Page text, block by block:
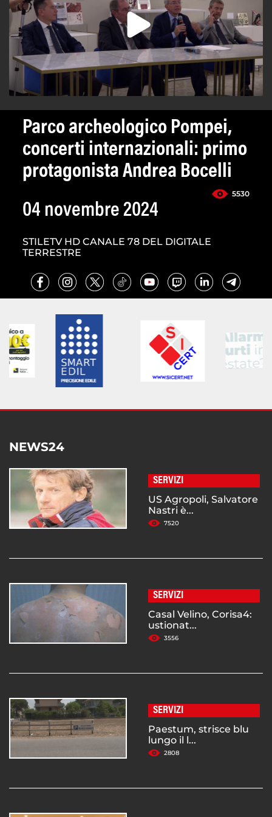
Parco archeologico Pompei,
concerti internazionali: primo
protagonista Andrea Bocelli
5530
04 novembre 2024
STILETV HD CANALE 78 DEL DIGITALE
TERRESTRE
NEWS24
SERVIZI
US Agropoli, Salvatore
Nastri è...
7520
SERVIZI
Casal Velino, Corisa4:
ustionat...
3556
SERVIZI
Paestum, strisce blu
lungo il l...
2808